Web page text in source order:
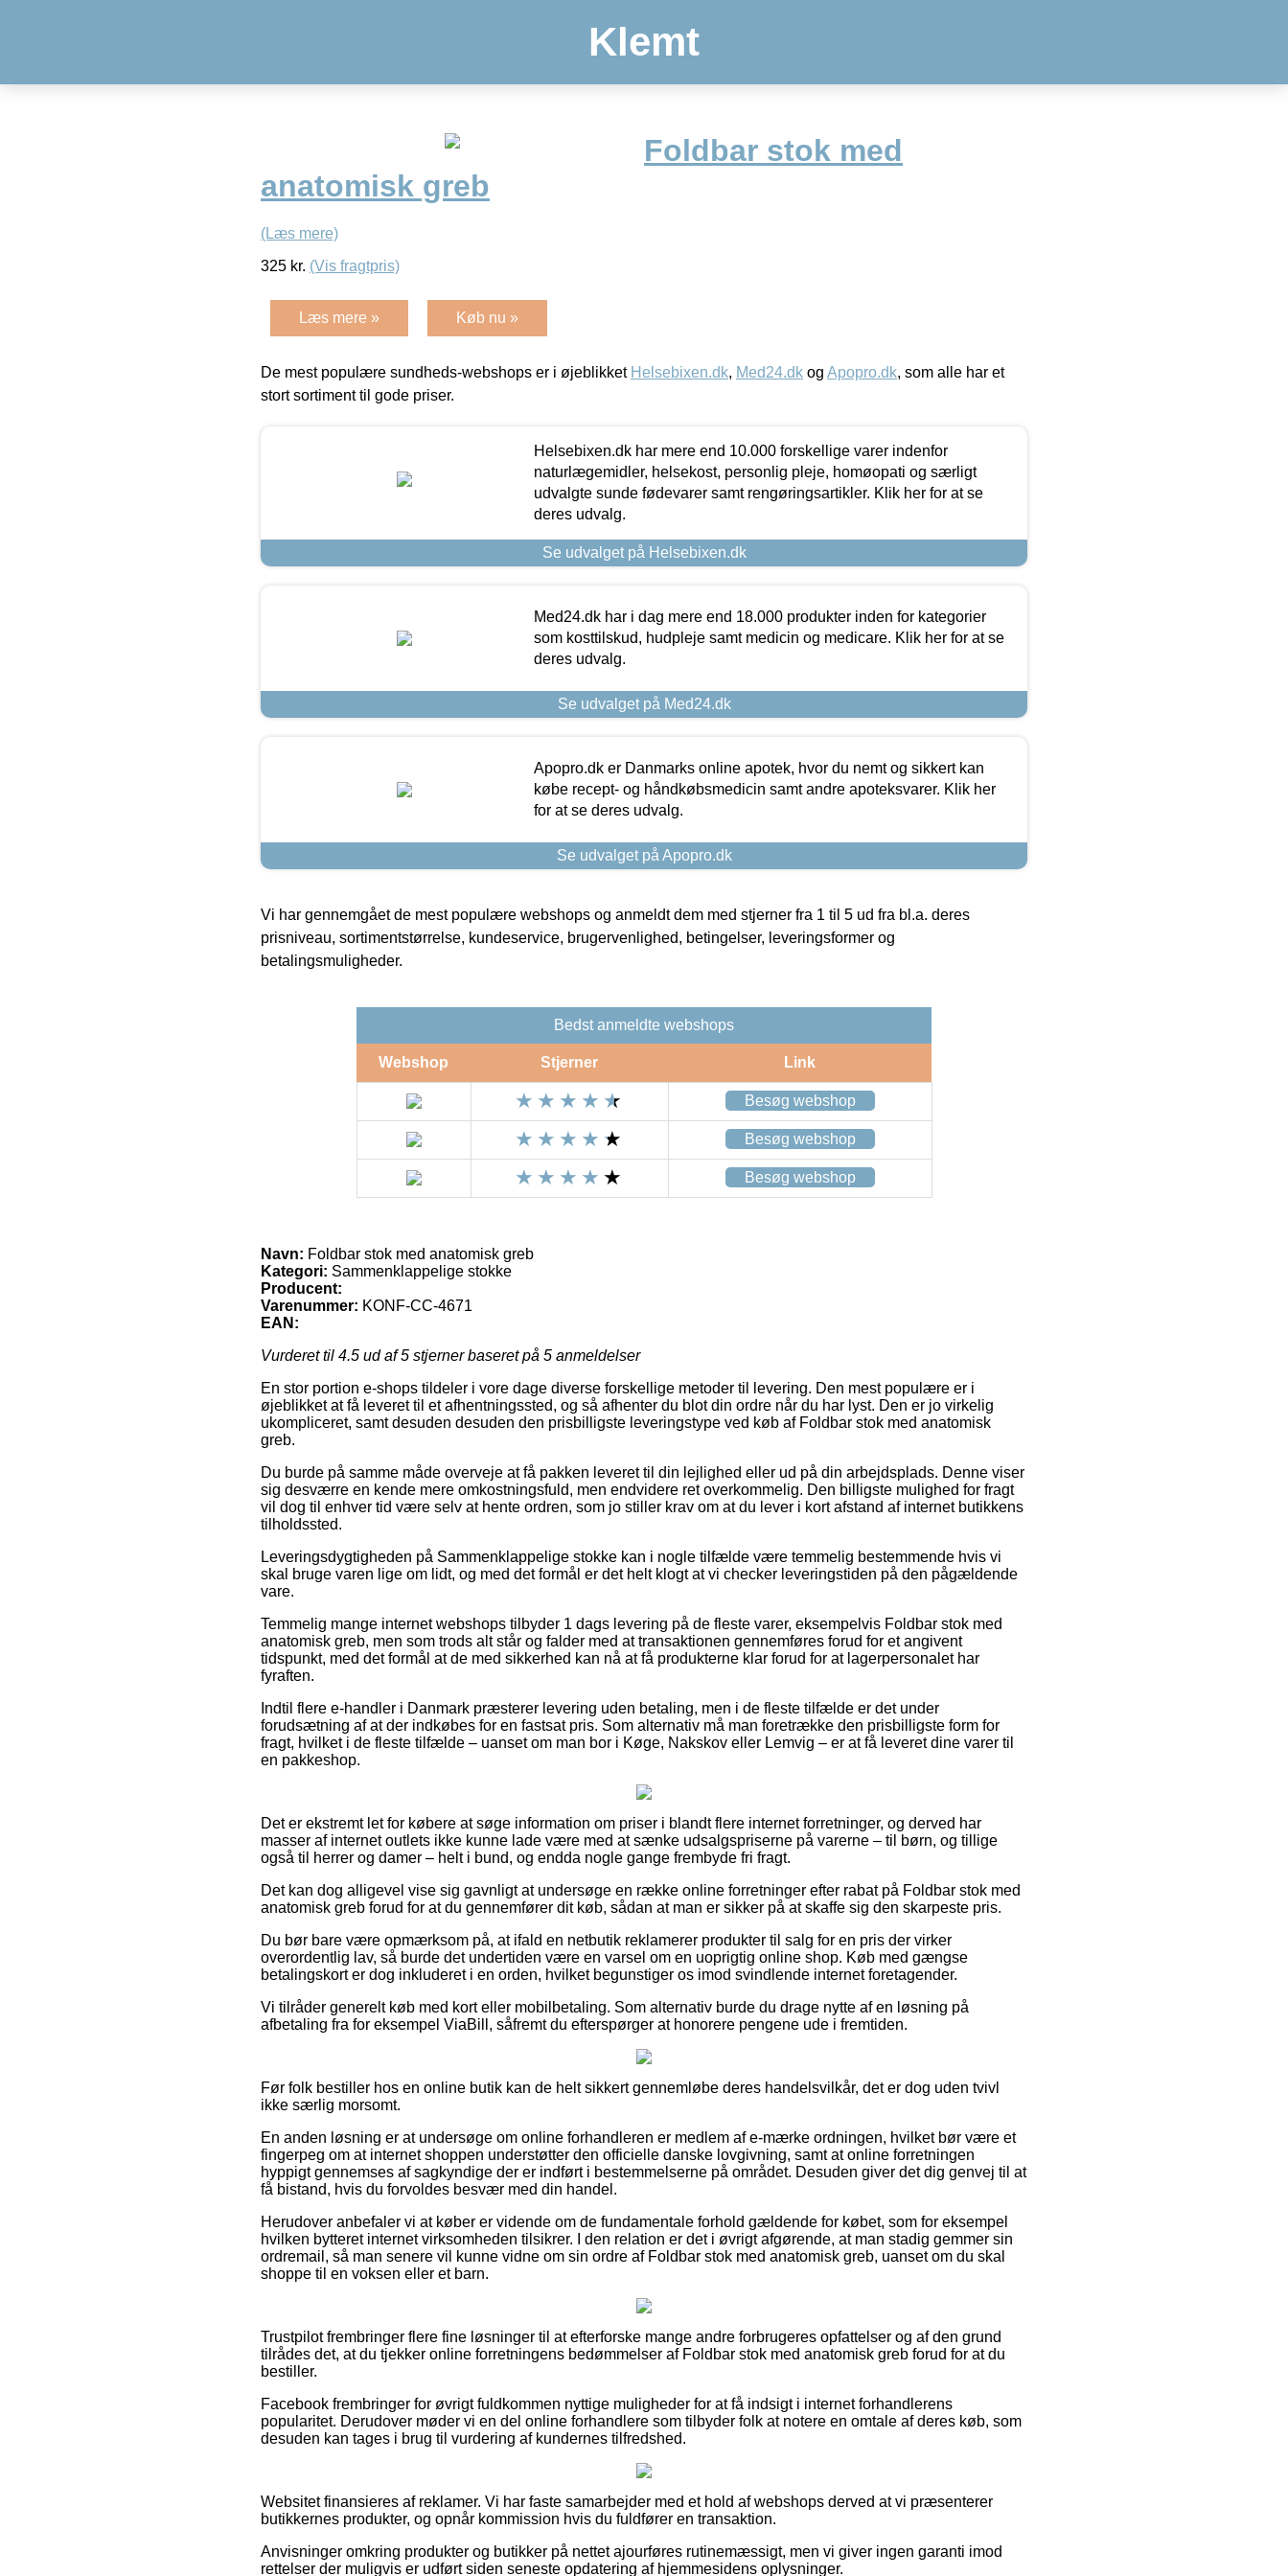
Klemt
Foldbar stok med
anatomisk greb
(Læs mere)
325 kr. (Vis fragtpris)
Læs mere » Køb nu »
De mest populære sundheds-webshops er i øjeblikket Helsebixen.dk, Med24.dk og Apopro.dk, som alle har et
stort sortiment til gode priser.
Helsebixen.dk har mere end 10.000 forskellige varer indenfor
naturlægemidler, helsekost, personlig pleje, homøopati og særligt
udvalgte sunde fødevarer samt rengøringsartikler. Klik her for at se
deres udvalg.
Se udvalget på Helsebixen.dk
Med24.dk har i dag mere end 18.000 produkter inden for kategorier
som kosttilskud, hudpleje samt medicin og medicare. Klik her for at se
deres udvalg.
Se udvalget på Med24.dk
Apopro.dk er Danmarks online apotek, hvor du nemt og sikkert kan
købe recept- og håndkøbsmedicin samt andre apoteksvarer. Klik her
for at se deres udvalg.
Se udvalget på Apopro.dk
Vi har gennemgået de mest populære webshops og anmeldt dem med stjerner fra 1 til 5 ud fra bl.a. deres
prisniveau, sortimentstørrelse, kundeservice, brugervenlighed, betingelser, leveringsformer og
betalingsmuligheder.
Bedst anmeldte webshops
Webshop Stjerner Link
Besøg webshop
Besøg webshop
Besøg webshop
Navn: Foldbar stok med anatomisk greb
Kategori: Sammenklappelige stokke
Producent:
Varenummer: KONF-CC-4671
EAN:
Vurderet til 4.5 ud af 5 stjerner baseret på 5 anmeldelser
En stor portion e-shops tildeler i vore dage diverse forskellige metoder til levering. Den mest populære er i
øjeblikket at få leveret til et afhentningssted, og så afhenter du blot din ordre når du har lyst. Den er jo virkelig
ukompliceret, samt desuden desuden den prisbilligste leveringstype ved køb af Foldbar stok med anatomisk
greb.
Du burde på samme måde overveje at få pakken leveret til din lejlighed eller ud på din arbejdsplads. Denne viser
sig desværre en kende mere omkostningsfuld, men endvidere ret overkommelig. Den billigste mulighed for fragt
vil dog til enhver tid være selv at hente ordren, som jo stiller krav om at du lever i kort afstand af internet butikkens
tilholdssted.
Leveringsdygtigheden på Sammenklappelige stokke kan i nogle tilfælde være temmelig bestemmende hvis vi
skal bruge varen lige om lidt, og med det formål er det helt klogt at vi checker leveringstiden på den pågældende
vare.
Temmelig mange internet webshops tilbyder 1 dags levering på de fleste varer, eksempelvis Foldbar stok med
anatomisk greb, men som trods alt står og falder med at transaktionen gennemføres forud for et angivent
tidspunkt, med det formål at de med sikkerhed kan nå at få produkterne klar forud for at lagerpersonalet har
fyraften.
Indtil flere e-handler i Danmark præsterer levering uden betaling, men i de fleste tilfælde er det under
forudsætning af at der indkøbes for en fastsat pris. Som alternativ må man foretrække den prisbilligste form for
fragt, hvilket i de fleste tilfælde – uanset om man bor i Køge, Nakskov eller Lemvig – er at få leveret dine varer til
en pakkeshop.
Det er ekstremt let for købere at søge information om priser i blandt flere internet forretninger, og derved har
masser af internet outlets ikke kunne lade være med at sænke udsalgspriserne på varerne – til børn, og tillige
også til herrer og damer – helt i bund, og endda nogle gange frembyde fri fragt.
Det kan dog alligevel vise sig gavnligt at undersøge en række online forretninger efter rabat på Foldbar stok med
anatomisk greb forud for at du gennemfører dit køb, sådan at man er sikker på at skaffe sig den skarpeste pris.
Du bør bare være opmærksom på, at ifald en netbutik reklamerer produkter til salg for en pris der virker
overordentlig lav, så burde det undertiden være en varsel om en uoprigtig online shop. Køb med gængse
betalingskort er dog inkluderet i en orden, hvilket begunstiger os imod svindlende internet foretagender.
Vi tilråder generelt køb med kort eller mobilbetaling. Som alternativ burde du drage nytte af en løsning på
afbetaling fra for eksempel ViaBill, såfremt du efterspørger at honorere pengene ude i fremtiden.
Før folk bestiller hos en online butik kan de helt sikkert gennemløbe deres handelsvilkår, det er dog uden tvivl
ikke særlig morsomt.
En anden løsning er at undersøge om online forhandleren er medlem af e-mærke ordningen, hvilket bør være et
fingerpeg om at internet shoppen understøtter den officielle danske lovgivning, samt at online forretningen
hyppigt gennemses af sagkyndige der er indført i bestemmelserne på området. Desuden giver det dig genvej til at
få bistand, hvis du forvoldes besvær med din handel.
Herudover anbefaler vi at køber er vidende om de fundamentale forhold gældende for købet, som for eksempel
hvilken bytteret internet virksomheden tilsikrer. I den relation er det i øvrigt afgørende, at man stadig gemmer sin
ordremail, så man senere vil kunne vidne om sin ordre af Foldbar stok med anatomisk greb, uanset om du skal
shoppe til en voksen eller et barn.
Trustpilot frembringer flere fine løsninger til at efterforske mange andre forbrugeres opfattelser og af den grund
tilrådes det, at du tjekker online forretningens bedømmelser af Foldbar stok med anatomisk greb forud for at du
bestiller.
Facebook frembringer for øvrigt fuldkommen nyttige muligheder for at få indsigt i internet forhandlerens
popularitet. Derudover møder vi en del online forhandlere som tilbyder folk at notere en omtale af deres køb, som
desuden kan tages i brug til vurdering af kundernes tilfredshed.
Websitet finansieres af reklamer. Vi har faste samarbejder med et hold af webshops derved at vi præsenterer
butikkernes produkter, og opnår kommission hvis du fuldfører en transaktion.
Anvisninger omkring produkter og butikker på nettet ajourføres rutinemæssigt, men vi giver ingen garanti imod
rettelser der muligvis er udført siden seneste opdatering af hjemmesidens oplysninger.